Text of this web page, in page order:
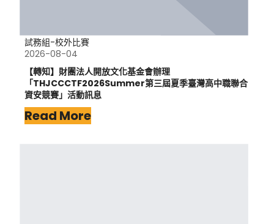
試務組-校外比賽
2026-08-04
【轉知】財團法人開放文化基金會辦理
「THJCCCTF2026Summer第三屆夏季臺灣高中職聯合
資安競賽」活動訊息
Read More